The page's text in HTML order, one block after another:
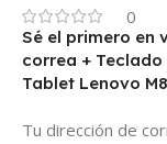
0
Sé el primero en
correa +
Tablet Lenovo
Tu dirección de